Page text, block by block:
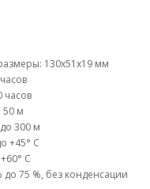
130x51x19 мм
часов
50 м
300 м
+45° C
C
до 75 %, без конденсации